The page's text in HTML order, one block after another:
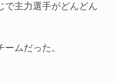
で主力選手がどんどん
ムだった。